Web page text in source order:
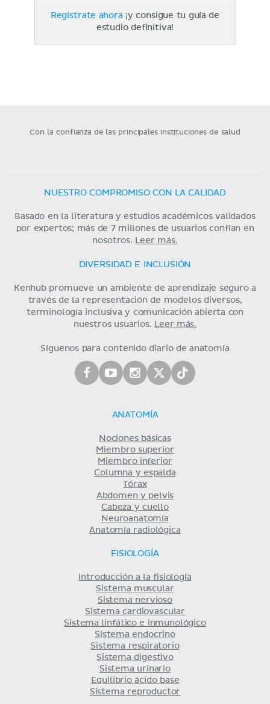
Regístrate ahora ¡y consigue tu guía de
estudio definitiva!
Con la confianza de las principales instituciones de salud
NUESTRO COMPROMISO CON LA CALIDAD
Basado en la literatura y estudios académicos validados
por expertos; más de 7 millones de usuarios confían en
nosotros. Leer más.
DIVERSIDAD E INCLUSIÓN
Kenhub promueve un ambiente de aprendizaje seguro a
través de la representación de modelos diversos,
terminología inclusiva y comunicación abierta con
nuestros usuarios. Leer más.
Síguenos para contenido diario de anatomía
ANATOMÍA
Nociones básicas
Miembro superior
Miembro inferior
Columna y espalda
Tórax
Abdomen y pelvis
Cabeza y cuello
Neuroanatomía
Anatomía radiológica
FISIOLOGÍA
Introducción a la fisiología
Sistema muscular
Sistema nervioso
Sistema cardiovascular
Sistema linfático e inmunológico
Sistema endocrino
Sistema respiratorio
Sistema digestivo
Sistema urinario
Equilibrio ácido base
Sistema reproductor